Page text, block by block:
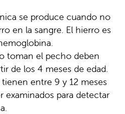
se produce cuando no
en la sangre. El hierro es
toman el pecho deben
de los 4 meses de edad.
entre 9 y 12 meses
examinados para detectar